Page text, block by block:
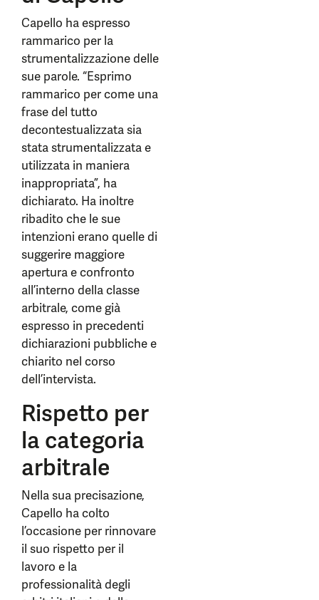
Capello ha espresso
rammarico per la
strumentalizzazione delle
sue parole. “Esprimo
rammarico per come una
frase del tutto
decontestualizzata sia
stata strumentalizzata e
utilizzata in maniera
inappropriata”, ha
dichiarato. Ha inoltre
ribadito che le sue
intenzioni erano quelle di
suggerire maggiore
apertura e confronto
all’interno della classe
arbitrale, come già
espresso in precedenti
dichiarazioni pubbliche e
chiarito nel corso
dell’intervista.
Rispetto per
la categoria
arbitrale
Nella sua precisazione,
Capello ha colto
l’occasione per rinnovare
il suo rispetto per il
lavoro e la
professionalità degli